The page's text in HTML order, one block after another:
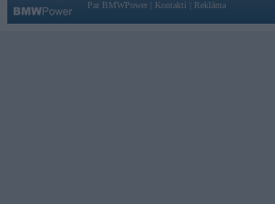
Par BMWPower
Kontakti Reklāma